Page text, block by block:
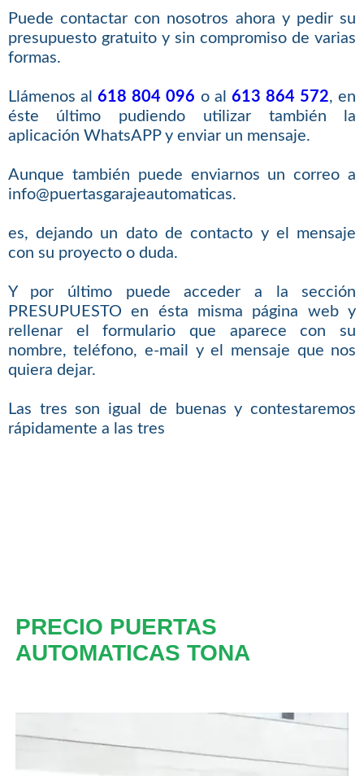
Puede contactar con nosotros ahora y pedir su
presupuesto gratuito y sin compromiso de varias
formas.
Llámenos al618 804 096 o al 613 864 572, en
éste último pudiendo utilizar también la
aplicación WhatsAPP y enviar un mensaje.
Aunque también puede enviarnos un correo a
info@puertasgarajeautomaticas.
es, dejando un dato de contacto y el mensaje
con su proyecto o duda.
Y por último puede acceder a la sección
PRESUPUESTO en ésta misma página web y
rellenar el formulario que aparece con su
nombre, teléfono, e-mail y el mensaje que nos
quiera dejar.
Las tres son igual de buenas y contestaremos
rápidamente a las tres
PRECIO PUERTAS
AUTOMATICAS TONA